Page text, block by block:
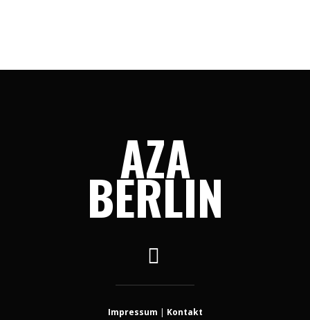
AZA
BERLIN
Impressum | Kontakt